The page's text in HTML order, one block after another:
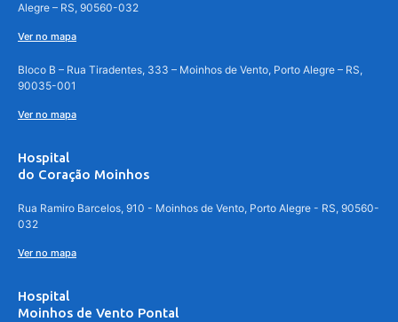
Alegre – RS, 90560-032
Ver no mapa
Bloco B – Rua Tiradentes, 333 – Moinhos de Vento, Porto Alegre – RS,
90035-001
Ver no mapa
Hospital
do Coração Moinhos
Rua Ramiro Barcelos, 910 - Moinhos de Vento, Porto Alegre - RS, 90560-
032
Ver no mapa
Hospital
Moinhos de Vento Pontal